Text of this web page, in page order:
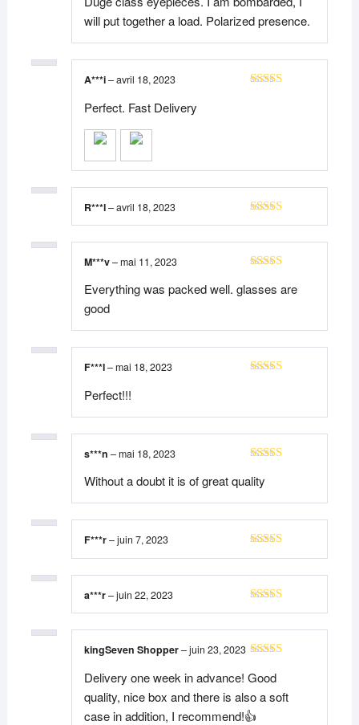
will put together a load. Polarized presence.
A***i–avril 18, 2023
Perfect. Fast Delivery
Note5sur 5
R***l–avril 18, 2023
M***v–mai 11, 2023
Everything was packed well. glasses are
good
F***l–mai 18, 2023
Perfect!!!
s***n –mai 18, 2023
Without a doubt it is of great quality
Note5sur 5
F***r–juin 7, 2023
Note5sur 5
a***r–juin 22, 2023
kingSeven Shopper–juin 23, 2023
Delivery one week in advance! Good
quality, nice box and there is also a soft
case in addition, I recommend!👍